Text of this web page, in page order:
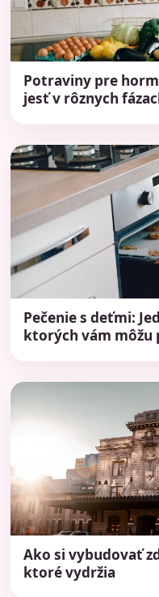
Potraviny pre
jesť v rôznych
Pečenie s deťmi:
ktorých vám môžu
Ako si vybudovať
ktoré vydržia